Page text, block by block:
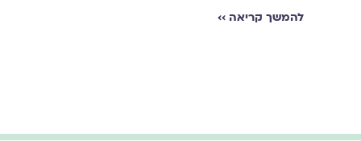
להמשך קריאה ››